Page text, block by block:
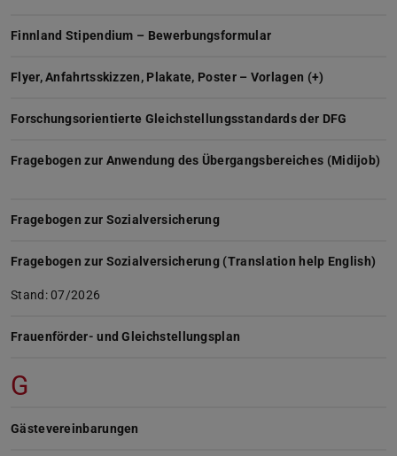
Finnland Stipendium – Bewerbungsformular
Flyer, Anfahrtsskizzen, Plakate, Poster – Vorlagen (+)
Forschungsorientierte Gleichstellungsstandards der DFG
Fragebogen zur Anwendung des Übergangsbereiches (Midijob)
Fragebogen zur Sozialversicherung
Fragebogen zur Sozialversicherung (Translation help English)
Stand: 07/2026
Frauenförder- und Gleichstellungsplan
G
Gästevereinbarungen